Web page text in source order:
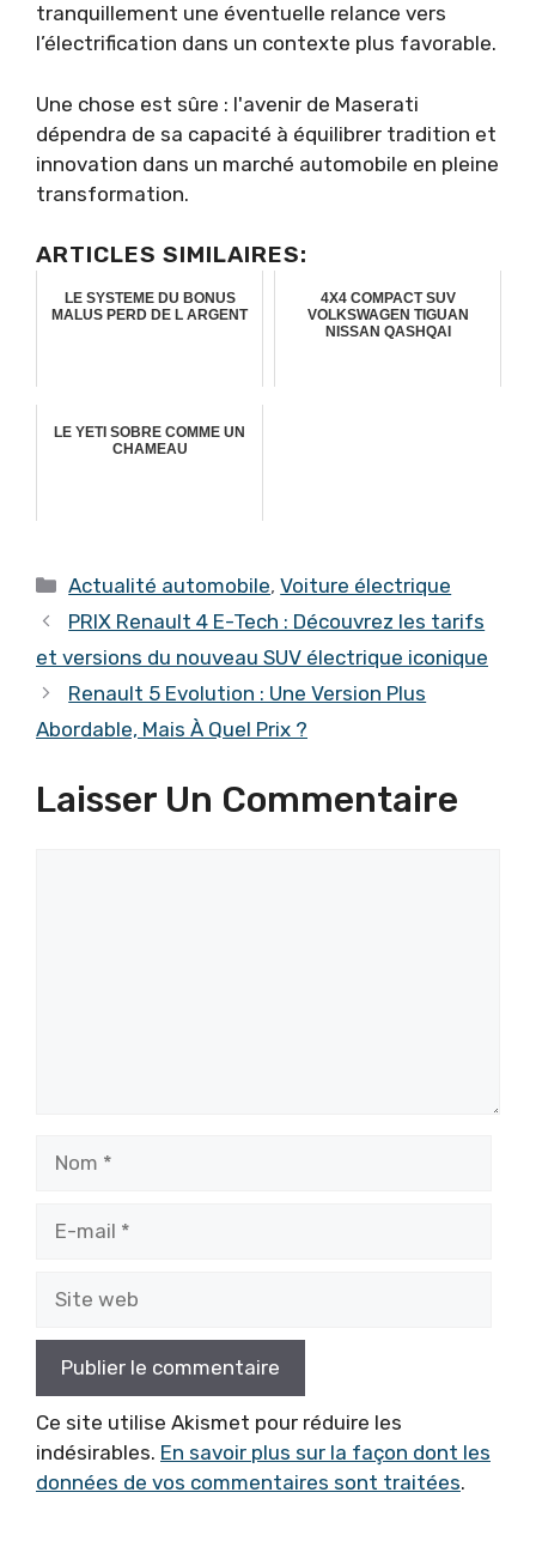
tranquillement une éventuelle relance vers
l’électrification dans un contexte plus favorable.
Une chose est sûre : l'avenir de Maserati
dépendra de sa capacité à équilibrer tradition et
innovation dans un marché automobile en pleine
transformation.
ARTICLES SIMILAIRES:
LE SYSTEME DU BONUS
MALUS PERD DE L ARGENT
4X4 COMPACT SUV
VOLKSWAGEN TIGUAN
NISSAN QASHQAI
LE YETI SOBRE COMME UN
CHAMEAU
Catégories
Actualité automobile,Voiture électrique
PRIX Renault 4 E-Tech : Découvrez les tarifs
et versions du nouveau SUV électrique iconique
Renault 5 Evolution : Une Version Plus
Abordable, Mais À Quel Prix ?
Laisser Un Commentaire
mail
web
Ce site utilise Akismet pour réduire les
indésirables. En savoir plus sur la façon dont les
données de vos commentaires sont traitées.